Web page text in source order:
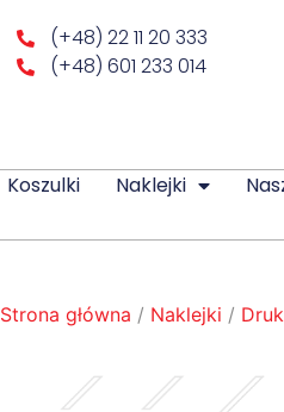
(+48) 22 11 20 333
(+48) 601 233 014
Koszulki Naklejki
Strona główna / Naklejki /